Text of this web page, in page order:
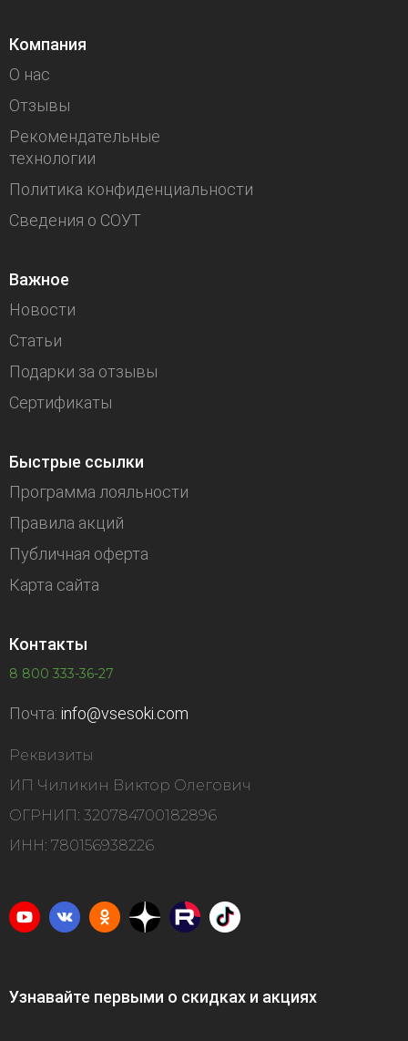
Компания
О нас
Отзывы
Рекомендательные
технологии
Политика конфиденциальности
Сведения о СОУТ
Важное
Новости
Статьи
Подарки за отзывы
Сертификаты
Быстрые ссылки
Программа лояльности
Правила акций
Публичная оферта
Карта сайта
Контакты
8 800 333-36-27
Почта: info@vsesoki.com
Реквизиты
ИП Чиликин Виктор Олегович
ОГРНИП: 320784700182896
ИНН: 780156938226
Узнавайте первыми о скидках и акциях